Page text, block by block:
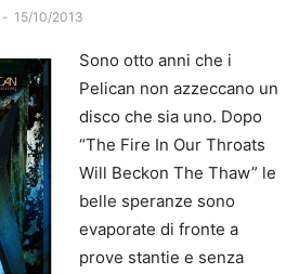
- 15/10/2013
Sono otto anni che i
Pelican non azzeccano un
disco che sia uno. Dopo
“The Fire In Our Throats
Will Beckon The Thaw” le
belle speranze sono
evaporate di fronte a
prove stantie e senza